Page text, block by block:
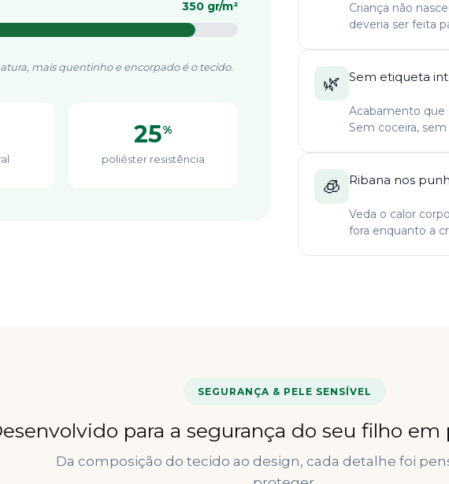
350 gr/m²
mais quentinho e encorpado é o tecido.
25%
poliéster resistência
Criança não
deveria ser feita
🌿 Sem etiqueta
Acabamento que
Sem coceira,
🧊 Ribana nos
Veda o calor
fora enquanto a
SEGURANÇA & PELE SENSÍVEL
para a segurança do seu filho
Da composição do tecido ao design, cada detalhe foi